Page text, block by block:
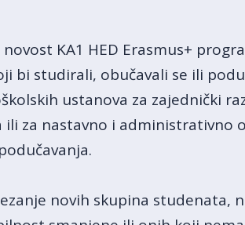
KA1 HED Erasmus+
bi studirali, obučavali se ili
ustanova za zajednički
za nastavno i administrativno
novih skupina studenata,